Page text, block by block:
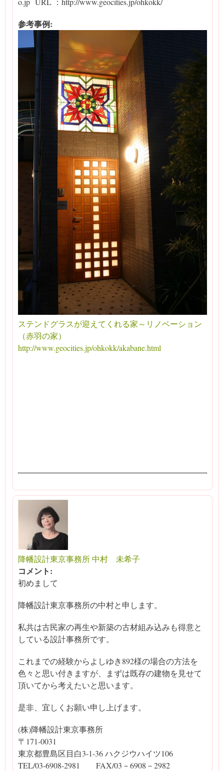
参考事例:
ステンドグラスが迎えてくれる家～リノベーション
（赤羽の家）
http://www.geocities.jp/ohkokk/akabane.html
降幡設計東京事務所 中村 未希子
コメント:
初めまして
降幡設計東京事務所の中村と申します。
私共は古民家の再生や新築の古材組み込みも得意と
している設計事務所です。
これまでの経験からよしゆき892様の場合の方法を
色々と思い付きますが、まずは既存の建物を見せて
頂いてから考えたいと思います。
是非、宜しくお願い申し上げます。
(株)降幡設計東京事務所
〒171-0031
東京都豊島区目白3-1-36 ハクジウハイツ106
TEL/03-6908-2981 FAX/03－6908－2982